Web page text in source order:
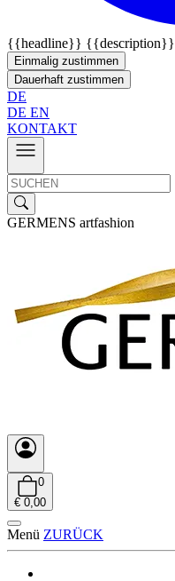
{{headline}} {{description}}
Einmalig zustimmen
Dauerhaft zustimmen
DE
DE EN
KONTAKT
GERMENS artfashion
0
€ 0,00
Menü ZURÜCK